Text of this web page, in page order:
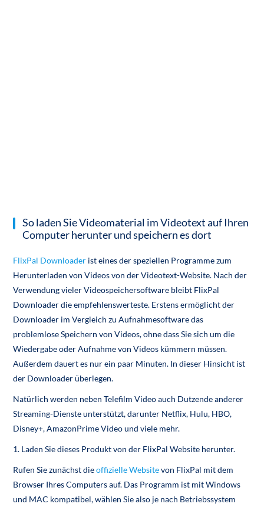
So laden Sie Videomaterial im Videotext auf Ihren
Computer herunter und speichern es dort
FlixPal Downloader ist eines der speziellen Programme zum
Herunterladen von Videos von der Videotext-Website. Nach der
Verwendung vieler Videospeichersoftware bleibt FlixPal
Downloader die empfehlenswerteste. Erstens ermöglicht der
Downloader im Vergleich zu Aufnahmesoftware das
problemlose Speichern von Videos, ohne dass Sie sich um die
Wiedergabe oder Aufnahme von Videos kümmern müssen.
Außerdem dauert es nur ein paar Minuten. In dieser Hinsicht ist
der Downloader überlegen.
Natürlich werden neben Telefilm Video auch Dutzende anderer
Streaming-Dienste unterstützt, darunter Netflix, Hulu, HBO,
Disney+, AmazonPrime Video und viele mehr.
1. Laden Sie dieses Produkt von der FlixPal Website herunter.
Rufen Sie zunächst dieoffizielle Websitevon FlixPal mit dem
Browser Ihres Computers auf. Das Programm ist mit Windows
und MAC kompatibel, wählen Sie also je nach Betriebssystem